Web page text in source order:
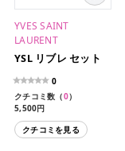
YVES SAINT
LAURENT
YSL リブレ セット
0
クチコミ数（0）
5,500円
クチコミを見る